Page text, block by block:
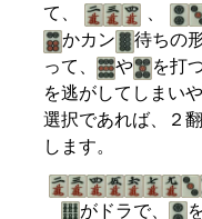
て、
、
かカン
待ちの
って、
や
を打
を逃がしてしまい
選択であれば、２
します。
がドラで、